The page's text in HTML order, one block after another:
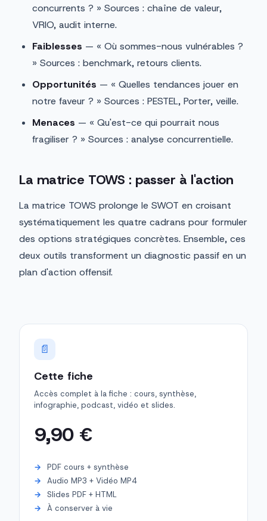
concurrents ? » Sources : chaîne de valeur,
VRIO, audit interne.
Faiblesses — « Où sommes-nous vulnérables ?
» Sources : benchmark, retours clients.
Opportunités — « Quelles tendances jouer en
notre faveur ? » Sources : PESTEL, Porter, veille.
Menaces — « Qu'est-ce qui pourrait nous
fragiliser ? » Sources : analyse concurrentielle.
La matrice TOWS : passer à l'action
La matrice TOWS prolonge le SWOT en croisant
systématiquement les quatre cadrans pour formuler
des options stratégiques concrètes. Ensemble, ces
deux outils transforment un diagnostic passif en un
plan d'action offensif.
📄
Cette fiche
Accès complet à la fiche : cours, synthèse,
infographie, podcast, vidéo et slides.
9,90 €
PDF cours + synthèse
Audio MP3 + Vidéo MP4
Slides PDF + HTML
À conserver à vie